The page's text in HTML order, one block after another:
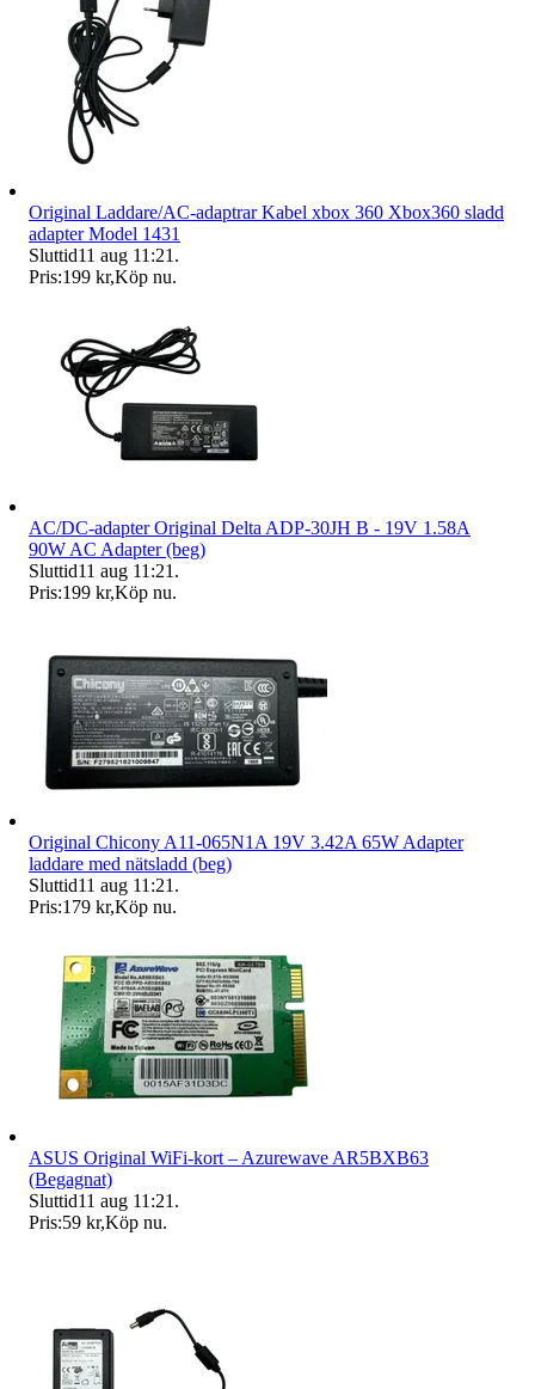
Original Laddare/AC-adaptrar Kabel xbox 360 Xbox360 sladd
adapter Model 1431
Sluttid11 aug 11:21 .
Pris:199 kr,Köp nu.
AC/DC-adapter Original Delta ADP-30JH B - 19V 1.58A
90W AC Adapter (beg)
Sluttid11 aug 11:21 .
Pris:199 kr,Köp nu.
Original Chicony A11-065N1A 19V 3.42A 65W Adapter
laddare med nätsladd (beg)
Sluttid11 aug 11:21 .
Pris:179 kr,Köp nu.
ASUS Original WiFi-kort – Azurewave AR5BXB63
(Begagnat)
Sluttid11 aug 11:21 .
Pris:59 kr,Köp nu.